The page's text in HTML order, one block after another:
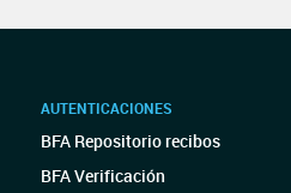
AUTENTICACIONES
BFA Repositorio recibos
BFA Verificación